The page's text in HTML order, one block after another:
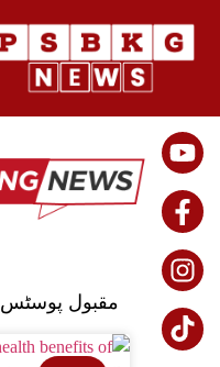
مقبول پوسٹس